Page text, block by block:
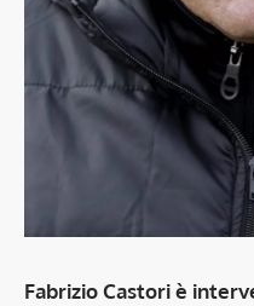
Fabrizio Castori è